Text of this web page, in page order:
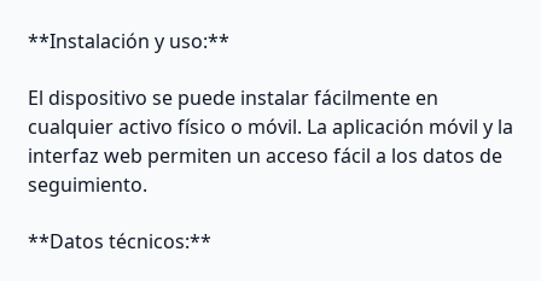
**Instalación y uso:**
El dispositivo se puede instalar fácilmente en
cualquier activo físico o móvil. La aplicación móvil y la
interfaz web permiten un acceso fácil a los datos de
seguimiento.
**Datos técnicos:**